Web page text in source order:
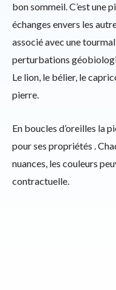
bon sommeil. C’est une
échanges envers les
associé avec une
perturbations
Le lion, le bélier, le
pierre.
En boucles d’oreilles la
pour ses propriétés .
nuances, les couleurs
contractuelle.